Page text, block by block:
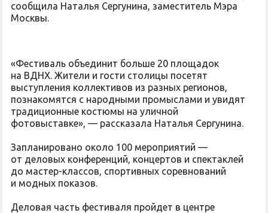
сообщила Наталья Сергунина, заместитель Мэра
Москвы.
«Фестиваль объединит больше 20 площадок
на ВДНХ. Жители и гости столицы посетят
выступления коллективов из разных регионов,
познакомятся с народными промыслами и увидят
традиционные костюмы на уличной
фотовыставке», — рассказала Наталья Сергунина.
Запланировано около 100 мероприятий —
от деловых конференций, концертов и спектаклей
до мастер-классов, спортивных соревнований
и модных показов.
Деловая часть фестиваля пройдет в центре